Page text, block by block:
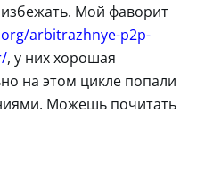
Мой фаворит
arbitrazhnye-p2p-
, у них хорошая
на этом цикле попали
Можешь почитать